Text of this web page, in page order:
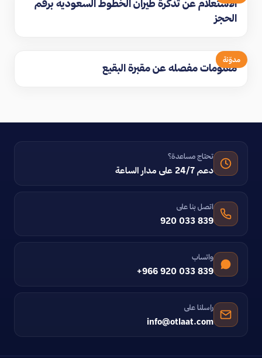
الاستعلام عن تذكرة طيران الخطوط السعودية برقم
الحجز
مدوّنة
معلومات مفصله عن مقبرة البقيع
تحتاج مساعدة؟
دعم 24/7 على مدار الساعة
اتصل بنا على
920 033 839
واتساب
+966 920 033 839
راسلنا على
info@otlaat.com